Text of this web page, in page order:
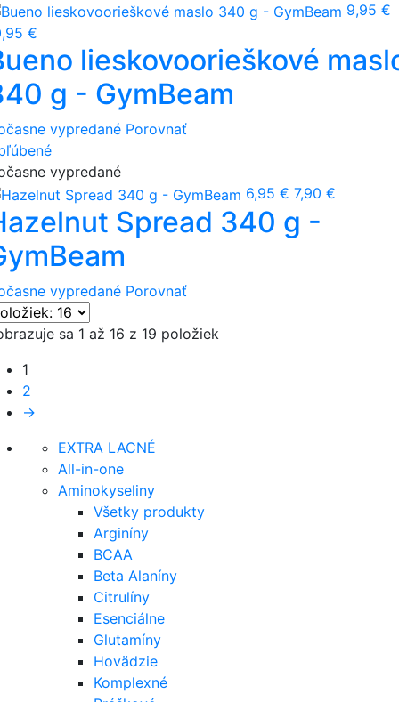
9,95 €
€
lieskovoorieškové
g - GymBeam
vypredané Porovnať
vypredané
6,95 € 7,90 €
Spread 340 g -
vypredané Porovnať
sa 1 až 16 z 19 položiek
1
2
→
EXTRA LACNÉ
All-in-one
Aminokyseliny
Všetky produkty
Arginíny
BCAA
Beta Alaníny
Citrulíny
Esenciálne
Glutamíny
Hovädzie
Komplexné